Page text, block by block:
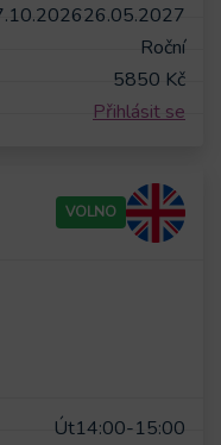
26.05.2027
Roční
5850 Kč
Přihlásit se
VOLNO
Út14:00-15:00